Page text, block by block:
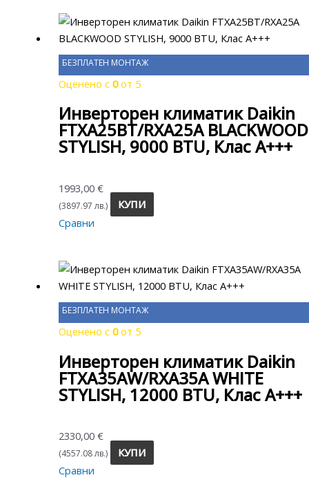
БЕЗПЛАТЕН МОНТАЖ
Оценено с0от 5
Инверторен климатик Daikin
FTXA25BT/RXA25A BLACKWOOD
STYLISH, 9000 BTU, Клас A+++
1993,00€
(3897.97 лв.)
КУПИ
Сравни
БЕЗПЛАТЕН МОНТАЖ
Оценено с0от 5
Инверторен климатик Daikin
FTXA35AW/RXA35A WHITE
STYLISH, 12000 BTU, Клас A+++
2330,00€
(4557.08 лв.)
КУПИ
Сравни